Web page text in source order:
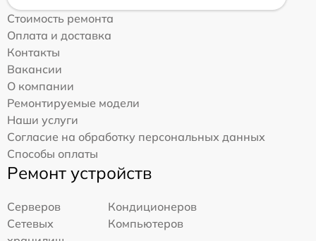
Стоимость ремонта
Оплата и доставка
Контакты
Вакансии
О компании
Ремонтируемые модели
Наши услуги
Согласие на обработку персональных данных
Способы оплаты
Ремонт устройств
Серверов
Кондиционеров
Сетевых
Компьютеров